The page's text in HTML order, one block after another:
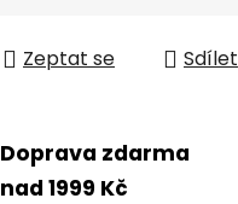
Zeptat se Sdílet
Doprava zdarma
nad 1999 Kč